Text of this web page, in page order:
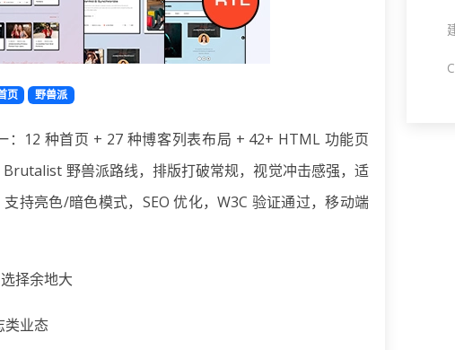
页 野兽派
：12 种首页 + 27 种博客列表布局 + 42+ HTML 功能页
野兽派路线，排版打破常规，视觉冲击感强，适
持亮色/暗色模式，SEO 优化，W3C 验证通过，移动端
择余地大
类业态